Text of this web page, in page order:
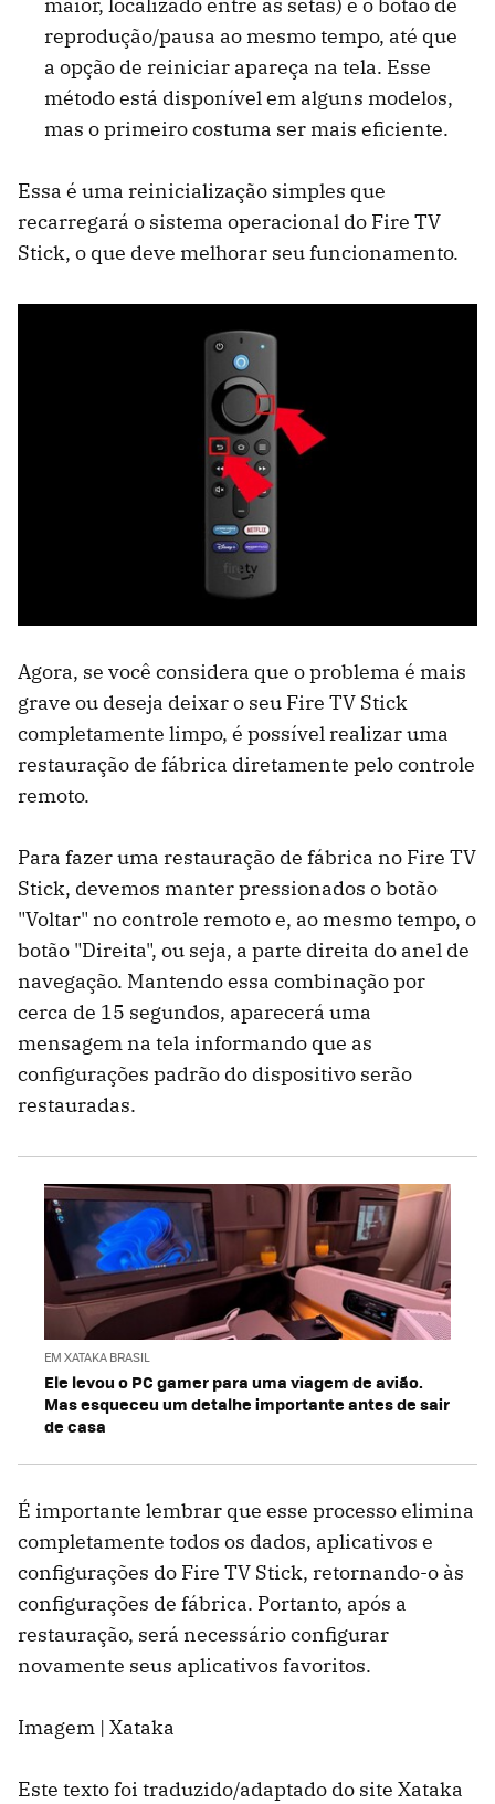
reprodução/pausa ao mesmo tempo, até que
a opção de reiniciar apareça na tela. Esse
método está disponível em alguns modelos,
mas o primeiro costuma ser mais eficiente.
Essa é uma reinicialização simples que
recarregará o sistema operacional do Fire TV
Stick, o que deve melhorar seu funcionamento.
Agora, se você considera que o problema é mais
grave ou deseja deixar o seu Fire TV Stick
completamente limpo, é possível realizar uma
restauração de fábrica diretamente pelo controle
remoto.
Para fazer uma restauração de fábrica no Fire TV
Stick, devemos manter pressionados o botão
"Voltar" no controle remoto e, ao mesmo tempo, o
botão "Direita", ou seja, a parte direita do anel de
navegação. Mantendo essa combinação por
cerca de 15 segundos, aparecerá uma
mensagem na tela informando que as
configurações padrão do dispositivo serão
restauradas.
EM XATAKA BRASIL
Ele levou o PC gamer para uma viagem de avião.
Mas esqueceu um detalhe importante antes de sair
de casa
É importante lembrar que esse processo elimina
completamente todos os dados, aplicativos e
configurações do Fire TV Stick, retornando-o às
configurações de fábrica. Portanto, após a
restauração, será necessário configurar
novamente seus aplicativos favoritos.
Imagem | Xataka
Este texto foi traduzido/adaptado do site Xataka